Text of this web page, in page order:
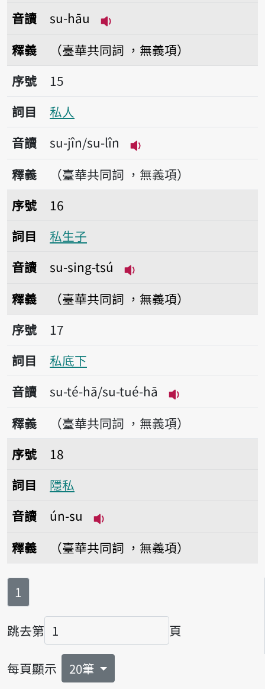
音讀
su-hāu
釋義
（臺華共同詞 ，無義項）
序號15私人
序號
15
詞目
私人
音讀
su-jîn/su-lîn
播放音讀su-jîn/su-lîn
釋義
（臺華共同詞 ，無義項）
序號16私生子
序號
16
詞目
私生子
音讀
su-sing-tsú
釋義
（臺華共同詞 ，無義項）
序號17私底下
序號
17
詞目
私底下
音讀
su-té-hā/su-tué-hā
播放音讀su-té-
釋義
（臺華共同詞 ，無義項）
序號18隱私
序號
18
詞目
隱私
音讀
ún-su
釋義 （臺華共同詞 ，無義項）
第
1
跳去第
頁碼
頁
每頁顯示 20筆